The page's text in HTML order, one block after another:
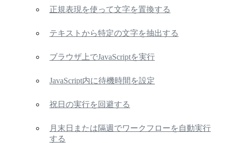
正規表現を使って文字を置換する
テキストから特定の文字を抽出する
ブラウザ上でJavaScriptを実行
JavaScript内に待機時間を設定
祝日の実行を回避する
月末日または隔週でワークフローを自動実行
する